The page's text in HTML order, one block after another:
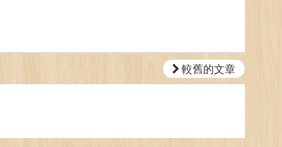
較舊的文章